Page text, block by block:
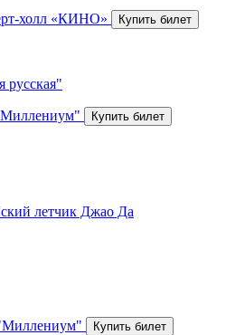
холл «КИНО»
русская"
летчик Джао Да